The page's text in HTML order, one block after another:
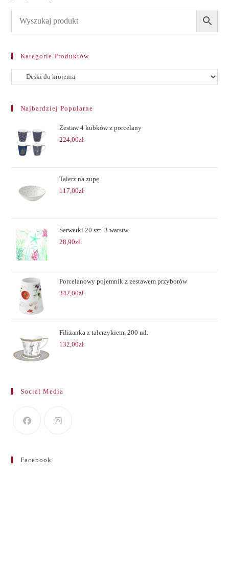
Kategorie Produktów
Najbardziej Popularne
Zestaw 4 kubków z porcelany
224,00zł
Talerz na zupę
117,00zł
Serwetki 20 szt. 3 warstw.
28,90zł
Porcelanowy pojemnik z zestawem przyborów
342,00zł
Filiżanka z talerzykiem, 200 ml.
132,00zł
Social Media
Facebook